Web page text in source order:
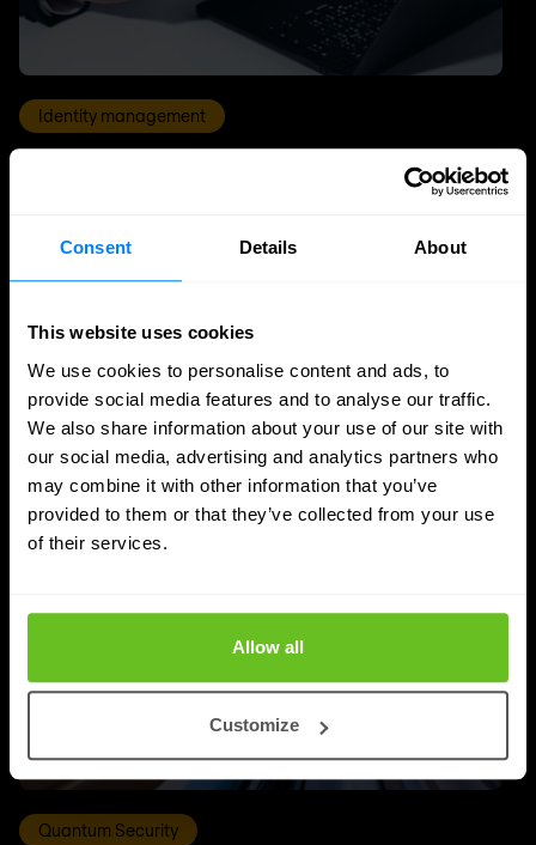
Consent Details About
This website uses cookies
We use cookies to personalise content and ads, to
provide social media features and to analyse our traffic.
We also share information about your use of our site with
our social media, advertising and analytics partners who
may combine it with other information that you’ve
provided to them or that they’ve collected from your use
of their services.
Allow all
Customize
Identity management
IAM, IGA en PAM: wat is het verschil en
Het verschil tussen IAM, IGA en PAM uitgelegd: wat
elke oplossing doet, waar ze elkaar aanvullen en waar
Edgar KramerEdgar Kramer
4 aug 2026
5 min. leestijd
Quantum Security